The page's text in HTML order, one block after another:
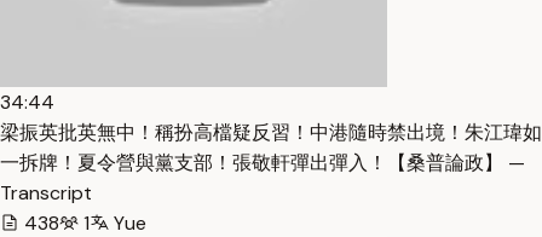
34:44
梁振英批英無中！稱扮高檔疑反習！中港隨時禁出境！朱江瑋如
一拆牌！夏令營與黨支部！張敬軒彈出彈入！【桑普論政】 —
Transcript
438
1 Yue